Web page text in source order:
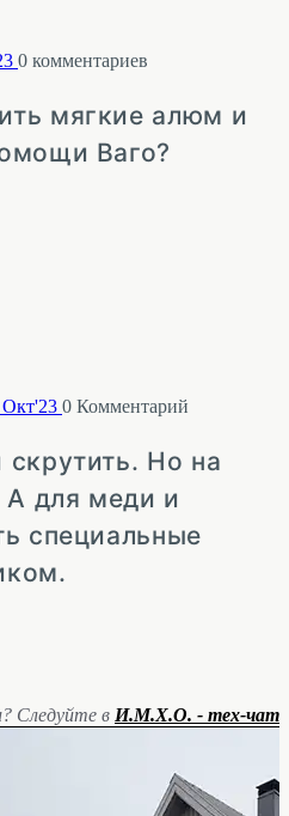
0 комментариев
мягкие алюм и
Ваго?
0 Комментарий
Но на
А для меди и
специальные
Следуйте в И.М.Х.О. - тех-чат